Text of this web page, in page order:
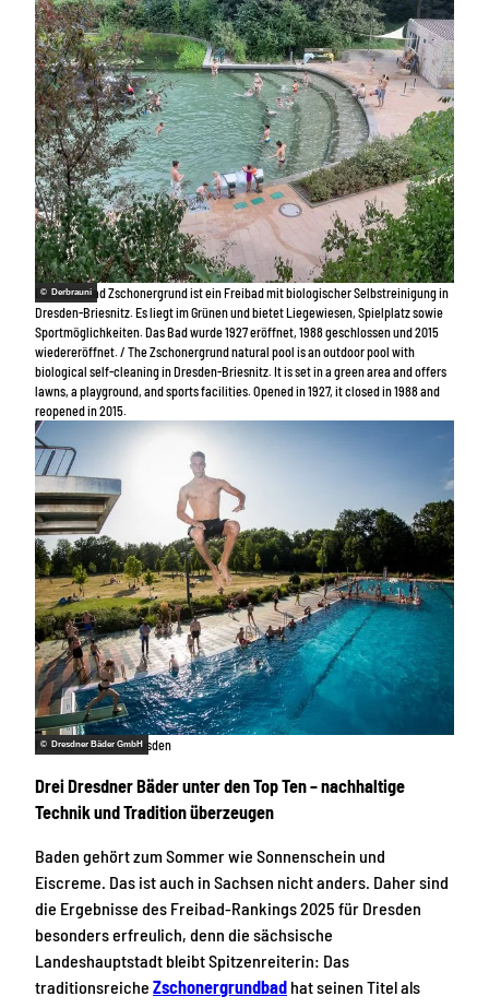
© Derbrauni
Das Naturbad Zschonergrund ist ein Freibad mit biologischer Selbstreinigung in
Dresden-Briesnitz. Es liegt im Grünen und bietet Liegewiesen, Spielplatz sowie
Sportmöglichkeiten. Das Bad wurde 1927 eröffnet, 1988 geschlossen und 2015
wiedereröffnet. / The Zschonergrund natural pool is an outdoor pool with
biological self-cleaning in Dresden-Briesnitz. It is set in a green area and offers
lawns, a playground, and sports facilities. Opened in 1927, it closed in 1988 and
reopened in 2015.
© Dresdner Bäder GmbH
Freibad Wostra in Dresden
Drei Dresdner Bäder unter den Top Ten – nachhaltige
Technik und Tradition überzeugen
Baden gehört zum Sommer wie Sonnenschein und
Eiscreme. Das ist auch in Sachsen nicht anders. Daher sind
die Ergebnisse des Freibad-Rankings 2025 für Dresden
besonders erfreulich, denn die sächsische
Landeshauptstadt bleibt Spitzenreiterin: Das
traditionsreiche Zschonergrundbad hat seinen Titel als